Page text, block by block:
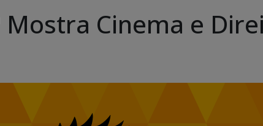
Mostra Cinema e